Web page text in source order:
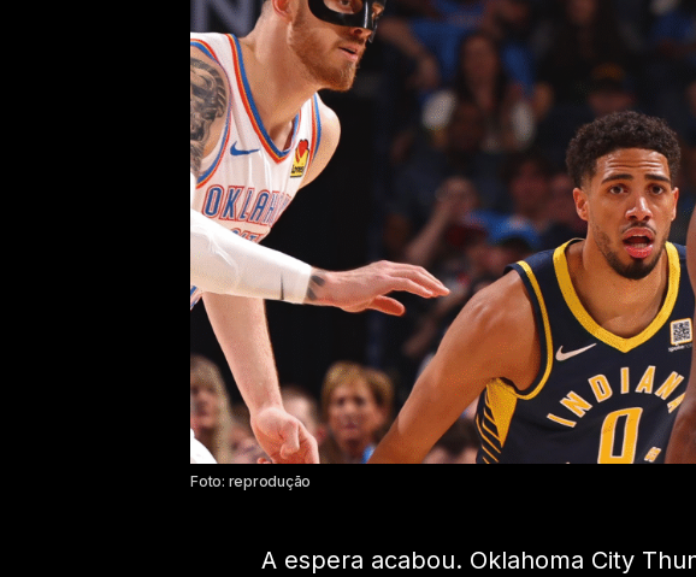
Foto: reprodução
A espera acabou. Oklahoma City